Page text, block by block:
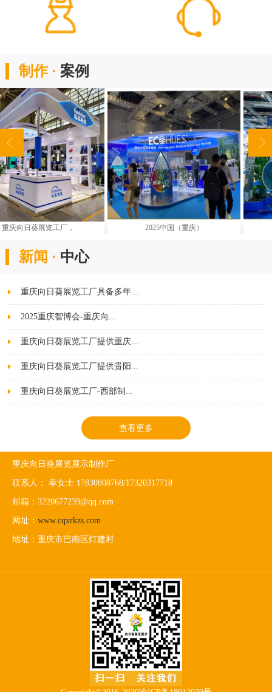
制作 · 案例
新闻 · 中心
重庆向日葵展览工厂具备多年...
2025重庆智博会-重庆向...
重庆向日葵展览工厂提供重庆...
重庆向日葵展览工厂提供贵阳...
重庆向日葵展览工厂-西部制...
查看更多
重庆向日葵展览展示制作厂
联系人： 幸女士 17830808768/17320317718
邮箱：3220677239@qq.com
网址： www.cqxrkzs.com
地址：重庆市巴南区灯建村